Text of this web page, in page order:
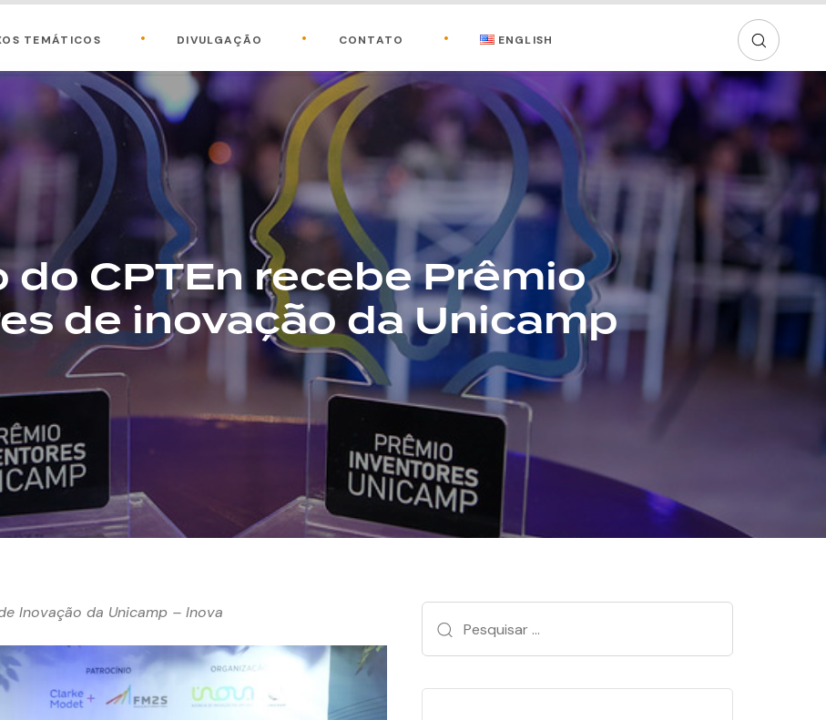
TEMÁTICOS DIVULGAÇÃO CONTATO ENGLISH
do CPTEn recebe Prêmio
de inovação da Unicamp
Inovação da Unicamp – Inova